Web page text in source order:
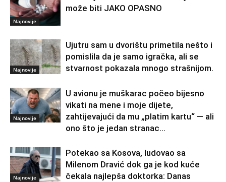
Najnovije
može biti JAKO OPASNO
Najnovije
Ujutru sam u dvorištu primetila nešto i
pomislila da je samo igračka, ali se
stvarnost pokazala mnogo strašnijom.
Najnovije
U avionu je muškarac počeo bijesno
vikati na mene i moje dijete,
zahtijevajući da mu „platim kartu“ — ali
ono što je jedan stranac...
Najnovije
Potekao sa Kosova, ludovao sa
Milenom Dravić dok ga je kod kuće
čekala najlepša doktorka: Danas